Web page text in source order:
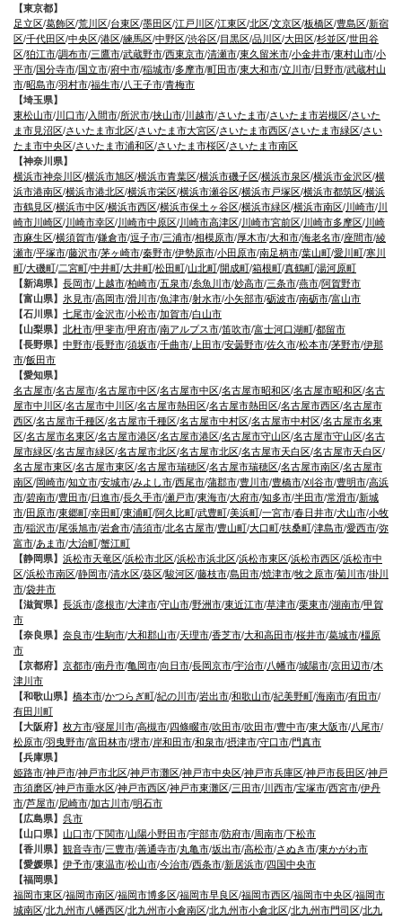
【東京都】
足立区/葛飾区/荒川区/台東区/墨田区/江戸川区/江東区/北区/文京区/板橋区/豊島区/新宿
区/千代田区/中央区/港区/練馬区/中野区/渋谷区/目黒区/品川区/大田区/杉並区/世田谷
区/狛江市/調布市/三鷹市/武蔵野市/西東京市/清瀬市/東久留米市/小金井市/東村山市/小
平市/国分寺市/国立市/府中市/稲城市/多摩市/町田市/東大和市/立川市/日野市/武蔵村山
市/昭島市/羽村市/福生市/八王子市/青梅市
【埼玉県】
東松山市/川口市/入間市/所沢市/挟山市/川越市/さいたま市/さいたま市岩槻区/さいた
ま市見沼区/さいたま市北区/さいたま市大宮区/さいたま市西区/さいたま市緑区/さい
たま市中央区/さいたま市浦和区/さいたま市桜区/さいたま市南区
【神奈川県】
横浜市神奈川区/横浜市旭区/横浜市青葉区/横浜市磯子区/横浜市泉区/横浜市金沢区/横
浜市港南区/横浜市港北区/横浜市栄区/横浜市瀬谷区/横浜市戸塚区/横浜市都筑区/横浜
市鶴見区/横浜市中区/横浜市西区/横浜市保土ヶ谷区/横浜市緑区/横浜市南区/川崎市/川
崎市川崎区/川崎市幸区/川崎市中原区/川崎市高津区/川崎市宮前区/川崎市多摩区/川崎
市麻生区/横須賀市/鎌倉市/逗子市/三浦市/相模原市/厚木市/大和市/海老名市/座間市/綾
瀬市/平塚市/藤沢市/茅ヶ崎市/秦野市/伊勢原市/小田原市/南足柄市/葉山町/愛川町/寒川
町/大磯町/二宮町/中井町/大井町/松田町/山北町/開成町/箱根町/真鶴町/湯河原町
【新潟県】 長岡市/ 上越市/柏崎市/五泉市/糸魚川市/妙高市/三条市/燕市/阿賀野市
【富山県】 氷見市/高岡市/滑川市/魚津市/射水市/小矢部市/砺波市/南砺市/富山市
【石川県】 七尾市/金沢市/小松市/加賀市/白山市
【山梨県】 北杜市/甲斐市/甲府市/南アルプス市/笛吹市/富士河口湖町/都留市
【長野県】 中野市/長野市/須坂市/千曲市/ 上田市/安曇野市/佐久市/松本市/茅野市/伊那
市/飯田市
【愛知県】
名古屋市/名古屋市/名古屋市中区/名古屋市中区/名古屋市昭和区/名古屋市昭和区/名古
屋市中川区/名古屋市中川区/名古屋市熱田区/名古屋市熱田区/名古屋市西区/名古屋市
西区/名古屋市千種区/名古屋市千種区/名古屋市中村区/名古屋市中村区/名古屋市名東
区/名古屋市名東区/名古屋市港区/名古屋市港区/名古屋市守山区/名古屋市守山区/名古
屋市緑区/名古屋市緑区/名古屋市北区/名古屋市北区/名古屋市天白区/名古屋市天白区/
名古屋市東区/名古屋市東区/名古屋市瑞穂区/名古屋市瑞穂区/名古屋市南区/名古屋市
南区/岡崎市/知立市/安城市/みよし市/西尾市/蒲郡市/豊川市/豊橋市/刈谷市/豊明市/高浜
市/碧南市/豊田市/日進市/長久手市/瀬戸市/東海市/大府市/知多市/半田市/常滑市/新城
市/田原市/東郷町/幸田町/東浦町/阿久比町/武豊町/美浜町/一宮市/春日井市/犬山市/小牧
市/稲沢市/尾張旭市/岩倉市/清須市/北名古屋市/豊山町/大口町/扶桑町/津島市/愛西市/弥
富市/あま市/大治町/蟹江町
【静岡県】 浜松市天竜区/浜松市北区/浜松市浜北区/浜松市東区/浜松市西区/浜松市中
区/浜松市南区/静岡市/清水区/葵区/駿河区/藤枝市/島田市/焼津市/牧之原市/菊川市/掛川
市/袋井市
【滋賀県】 長浜市/彦根市/大津市/守山市/野洲市/東近江市/草津市/栗東市/湖南市/甲賀
市
【奈良県】 奈良市/生駒市/大和郡山市/天理市/香芝市/大和高田市/桜井市/葛城市/橿原
市
【京都府】 京都市/南丹市/亀岡市/向日市/長岡京市/宇治市/八幡市/城陽市/京田辺市/木
津川市
【和歌山県】 橋本市/かつらぎ町/紀の川市/岩出市/和歌山市/紀美野町/海南市/有田市/
有田川町
【大阪府】 枚方市/寝屋川市/高槻市/四條畷市/吹田市/吹田市/豊中市/東大阪市/八尾市/
松原市/羽曳野市/富田林市/堺市/岸和田市/和泉市/摂津市/守口市/門真市
【兵庫県】
姫路市/神戸市/神戸市北区/神戸市灘区/神戸市中央区/神戸市兵庫区/神戸市長田区/神戸
市須磨区/神戸市垂水区/神戸市西区/神戸市東灘区/三田市/川西市/宝塚市/西宮市/伊丹
市/芦屋市/尼崎市/加古川市/明石市
【広島県】 呉市
【山口県】 山口市/下関市/山陽小野田市/宇部市/防府市/周南市/下松市
【香川県】 観音寺市/三豊市/善通寺市/丸亀市/坂出市/高松市/さぬき市/東かがわ市
【愛媛県】 伊予市/東温市/松山市/今治市/西条市/新居浜市/四国中央市
【福岡県】
福岡市東区/福岡市南区/福岡市博多区/福岡市早良区/福岡市西区/福岡市中央区/福岡市
城南区/北九州市八幡西区/北九州市小倉南区/北九州市小倉北区/北九州市門司区/北九